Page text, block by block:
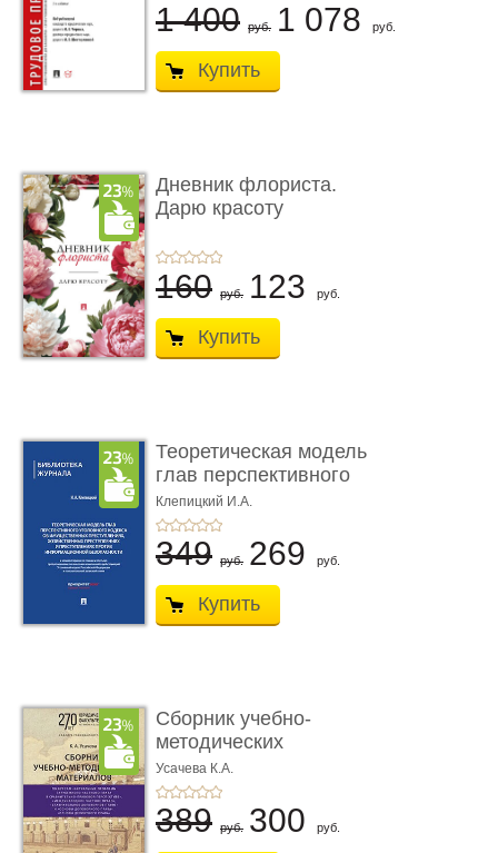
1 400 руб. 1 078 руб.
Купить
Дневник флориста.
Дарю красоту
160 руб. 123 руб.
Купить
Теоретическая модель
глав перспективного
УК о ...
Клепицкий И.А.
349 руб. 269 руб.
Купить
Сборник учебно-
методических
материалов по кур ...
Усачева К.А.
389 руб. 300 руб.